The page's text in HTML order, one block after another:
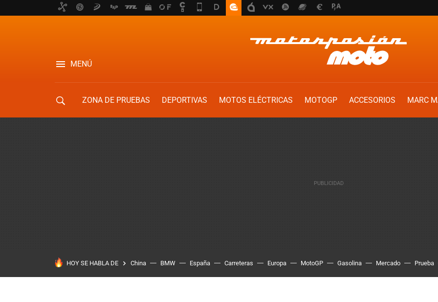
MENÚ
ZONA DE PRUEBAS DEPORTIVAS MOTOS ELÉCTRICAS MOTOGP ACCESORIOS
MARC
HOY SE HABLA DE China BMW España Carreteras Europa MotoGP Gasolina Mercado Prueba